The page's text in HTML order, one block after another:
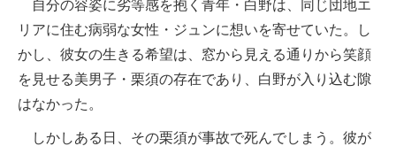
自分の容姿に劣等感を抱く青年・白野は、同じ団地エ
リアに住む病弱な女性・ジュンに想いを寄せていた。し
かし、彼女の生きる希望は、窓から見える通りから笑顔
を見せる美男子・栗須の存在であり、白野が入り込む隙
はなかった。
しかしある日、その栗須が事故で死んでしまう。彼が